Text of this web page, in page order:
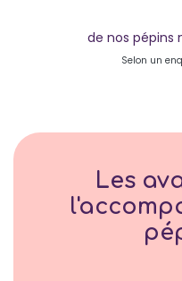
de nos pépins
Selon un
Les